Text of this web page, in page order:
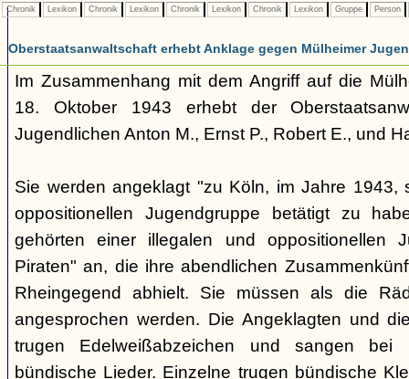
Chronik Lexikon Chronik Lexikon Chronik Lexikon Chronik Lexikon Gruppe Person
Oberstaatsanwaltschaft erhebt Anklage gegen Mülheimer
Im Zusammenhang mit dem Angriff auf die
18. Oktober 1943 erhebt der
Jugendlichen Anton M., Ernst P., Robert E., und
Sie werden angeklagt "zu Köln, im Jahre 1943,
oppositionellen Jugendgruppe betätigt zu
gehörten einer illegalen und oppositionellen
Piraten" an, die ihre abendlichen
Rheingegend abhielt. Sie müssen als die
angesprochen werden. Die Angeklagten und
trugen Edelweißabzeichen und sangen bei
bündische Lieder. Einzelne trugen bündische